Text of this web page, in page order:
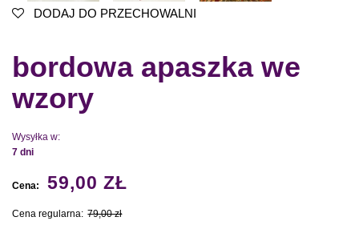
DODAJ DO PRZECHOWALNI
bordowa apaszka we
wzory
Wysyłka w:
7 dni
Cena: 59,00 ZŁ
Cena regularna: 79,00 zł